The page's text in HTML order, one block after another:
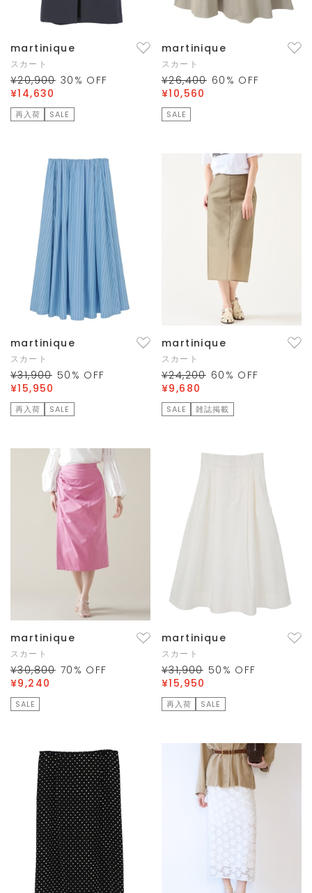
martinique
スカート
¥20,900 30 % OFF
¥14,630
再入荷 SALE
martinique
スカート
¥26,400 60 % OFF
¥10,560
SALE
martinique
スカート
¥31,900 50 % OFF
¥15,950
再入荷 SALE
martinique
スカート
¥24,200 60 % OFF
¥9,680
SALE 雑誌掲載
martinique
スカート
¥30,800 70 % OFF
¥9,240
SALE
martinique
スカート
¥31,900 50 % OFF
¥15,950
再入荷 SALE